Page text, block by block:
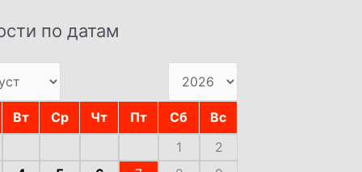
по датам
Вт Ср Чт Пт Сб
Вс
1
2